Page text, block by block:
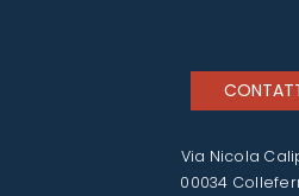
Via Nicola
00034